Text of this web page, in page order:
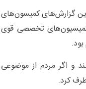
گزارش‌های کمیسون‌های
تخصصی قوی
و اگر مردم از موضوعی
کرد.